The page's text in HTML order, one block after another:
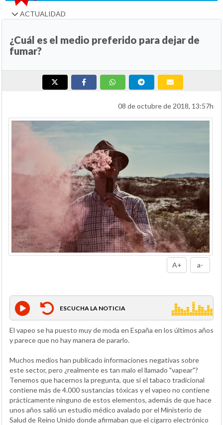
ACTUALIDAD
¿Cuál es el medio preferido para dejar de
fumar?
08 de octubre de 2018, 13:57h
A+ a-
ESCUCHA LA NOTICIA
El vapeo se ha puesto muy de moda en España en los últimos años
y parece que no hay manera de pararlo.
Muchos medios han publicado informaciones negativas sobre
este sector, pero ¿realmente es tan malo el llamado "vapear"?
Tenemos que hacernos la pregunta, que si el tabaco tradicional
contiene más de 4.000 sustancias tóxicas y el vapeo no contiene
prácticamente ninguno de estos elementos, además de que hace
unos años salió un estudio médico avalado por el Ministerio de
Salud de Reino Unido donde afirmaban que el cigarro electrónico